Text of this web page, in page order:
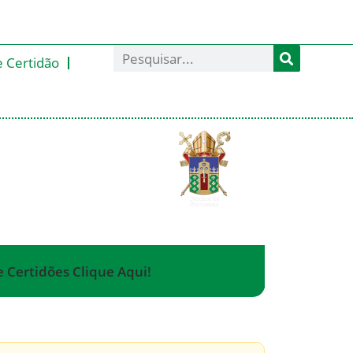
Certidão
Certidões Clique Aqui!